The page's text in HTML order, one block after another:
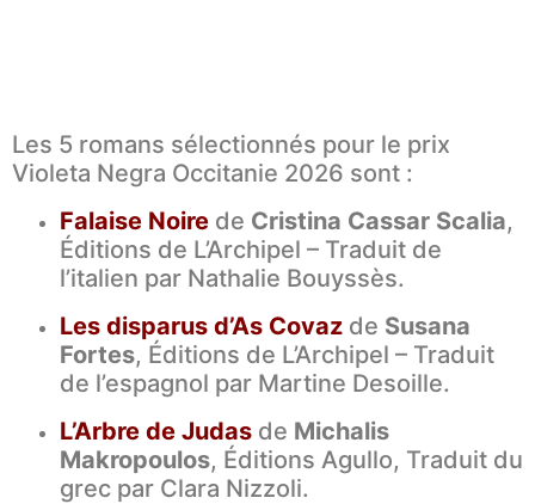
Les 5 romans sélectionnés pour le prix
Violeta Negra Occitanie 2026 sont :
Falaise Noire de Cristina Cassar Scalia,
Éditions de L’Archipel – Traduit de
l’italien par Nathalie Bouyssès.
Les disparus d’As Covaz de Susana
Fortes, Éditions de L’Archipel – Traduit
de l’espagnol par Martine Desoille.
L’Arbre de Judas de Michalis
Makropoulos, Éditions Agullo, Traduit du
grec par Clara Nizzoli.